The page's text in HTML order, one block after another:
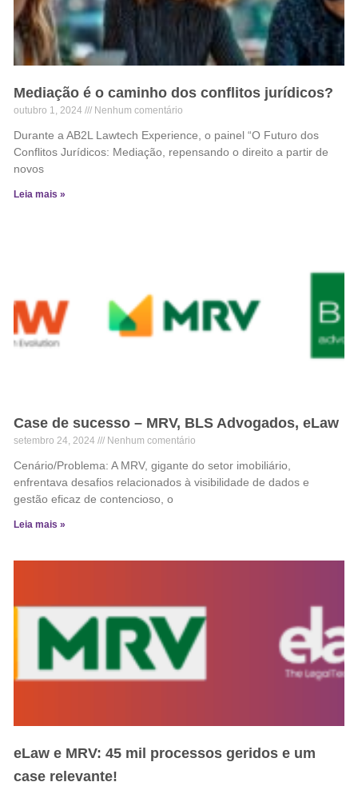
Mediação é o caminho dos conflitos jurídicos?
outubro 1, 2024 Nenhum comentário
Durante a AB2L Lawtech Experience, o painel “O Futuro dos
Conflitos Jurídicos: Mediação, repensando o direito a partir de
novos
Leia mais »
Case de sucesso – MRV, BLS Advogados, eLaw
setembro 24, 2024 Nenhum comentário
Cenário/Problema: A MRV, gigante do setor imobiliário,
enfrentava desafios relacionados à visibilidade de dados e
gestão eficaz de contencioso, o
Leia mais »
eLaw e MRV: 45 mil processos geridos e um
case relevante!